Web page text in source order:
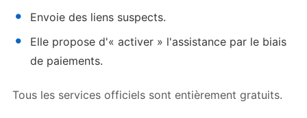
Envoie des liens suspects.
Elle propose d'« activer » l'assistance par le biais
de paiements.
Tous les services officiels sont entièrement gratuits.